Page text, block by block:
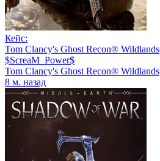
Кейс:
Tom Clancy's Ghost Recon® Wildlands
$ScreaM_Power$
Tom Clancy's Ghost Recon® Wildlands
8 м. назад